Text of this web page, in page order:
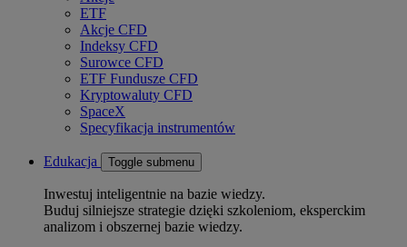
ETF
Akcje CFD
Indeksy CFD
Surowce CFD
ETF Fundusze CFD
Kryptowaluty CFD
SpaceX
Specyfikacja instrumentów
Edukacja Toggle submenu
Inwestuj inteligentnie na bazie wiedzy.
Buduj silniejsze strategie dzięki szkoleniom, eksperckim
analizom i obszernej bazie wiedzy.